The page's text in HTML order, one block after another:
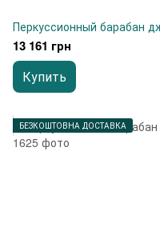
Перкуссионный барабан
13 161 грн
Купить
БЕЗКОШТОВНА ДОСТАВКА